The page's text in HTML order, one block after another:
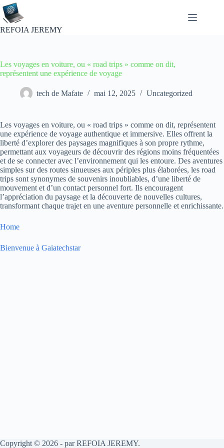
Passer
au
contenu
REFOIA JEREMY
Les voyages en voiture, ou « road trips » comme on dit,
représentent une expérience de voyage
tech de Mafate mai 12, 2025 Uncategorized
Les voyages en voiture, ou « road trips » comme on dit, représentent
une expérience de voyage authentique et immersive. Elles offrent la
liberté d’explorer des paysages magnifiques à son propre rythme,
permettant aux voyageurs de découvrir des régions moins fréquentées
et de se connecter avec l’environnement qui les entoure. Des aventures
simples sur des routes sinueuses aux périples plus élaborées, les road
trips sont synonymes de souvenirs inoubliables, d’une liberté de
mouvement et d’un contact personnel fort. Ils encouragent
l’appréciation du paysage et la découverte de nouvelles cultures,
transformant chaque trajet en une aventure personnelle et enrichissante.
Home
Bienvenue à Gaiatechstar
Copyright © 2026 - par REFOIA JEREMY.